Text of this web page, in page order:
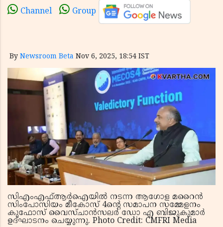
Channel Group
By Newsroom Beta Nov 6, 2025, 18:54 IST
സിഎംഎഫ്ആർഐയിൽ നടന്ന ആഗോള മറൈൻ
സിംപോസിയം മീകോസ് 4ന്റെ സമാപന സമ്മേളനം
കുഫോസ് വൈസ്ചാൻസലർ ഡോ എ ബിജുകുമാർ
ഉദ്ഘാടനം ചെയ്യുന്നു. Photo Credit: CMFRI Media